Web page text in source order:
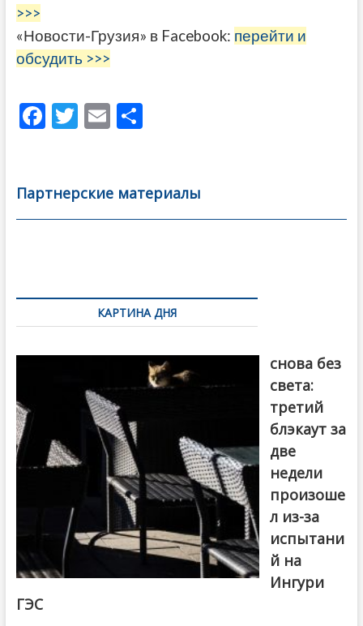
>>>
«Новости-Грузия» в Facebook: перейти и
обсудить >>>
F
b
o
T
er
E
l
О
а
в
Партнерские материалы
по
записямКАРТИНА ДНЯ
снова без
света:
третий
блэкаут за
две
недели
произоше
л из-за
испытани
й на
Ингури
ГЭС